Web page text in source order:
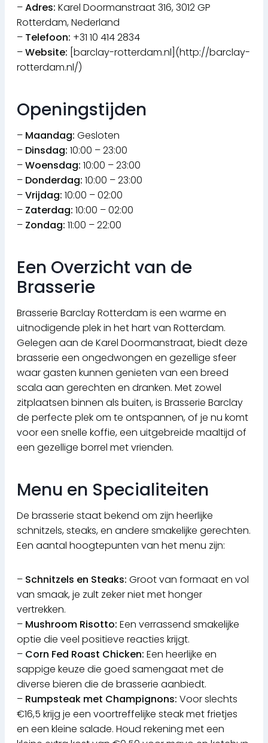
–Adres: Karel Doormanstraat 316, 3012 GP
Rotterdam, Nederland
– Telefoon: +31 10 414 2834
–Website: [barclay-rotterdam.nl](http://barclay-
rotterdam.nl/)
Openingstijden
– Maandag: Gesloten
– Dinsdag: 10:00 – 23:00
–Woensdag: 10:00 – 23:00
– Donderdag: 10:00 – 23:00
–Vrijdag: 10:00 – 02:00
– Zaterdag: 10:00 – 02:00
– Zondag: 11:00 – 22:00
Een Overzicht van de
Brasserie
Brasserie Barclay Rotterdam is een warme en
uitnodigende plek in het hart van Rotterdam.
Gelegen aan de Karel Doormanstraat, biedt deze
brasserie een ongedwongen en gezellige sfeer
waar gasten kunnen genieten van een breed
scala aan gerechten en dranken. Met zowel
zitplaatsen binnen als buiten, is Brasserie Barclay
de perfecte plek om te ontspannen, of je nu komt
voor een snelle koffie, een uitgebreide maaltijd of
een gezellige borrel met vrienden.
Menu en Specialiteiten
De brasserie staat bekend om zijn heerlijke
schnitzels, steaks, en andere smakelijke gerechten.
Een aantal hoogtepunten van het menu zijn:
– Schnitzels en Steaks: Groot van formaat en vol
van smaak, je zult zeker niet met honger
vertrekken.
– Mushroom Risotto: Een verrassend smakelijke
optie die veel positieve reacties krijgt.
– Corn Fed Roast Chicken: Een heerlijke en
sappige keuze die goed samengaat met de
diverse bieren die de brasserie aanbiedt.
– Rumpsteak met Champignons: Voor slechts
€16,5 krijg je een voortreffelijke steak met frietjes
en een kleine salade. Houd rekening met een